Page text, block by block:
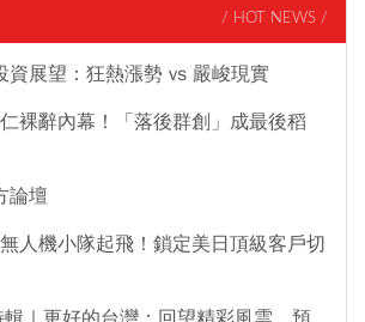
/ HOT NEWS /
展望：狂熱漲勢 vs 嚴峻現實
裸辭內幕！「落後群創」成最後稻
論壇
人機小隊起飛！鎖定美日頂級客戶切